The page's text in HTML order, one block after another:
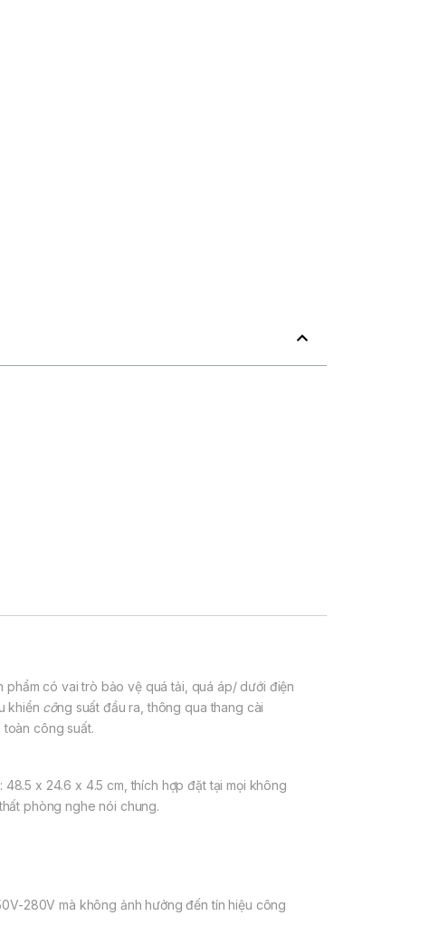
phẩm có vai trò bảo vệ quá tải, quá áp/ dưới điện
khiển công suất đầu ra, thông qua thang cài
công suất.
x 24.6 x 4.5 cm, thích hợp đặt tại mọi không
phòng nghe nói chung.
280V mà không ảnh hưởng đến tín hiệu công